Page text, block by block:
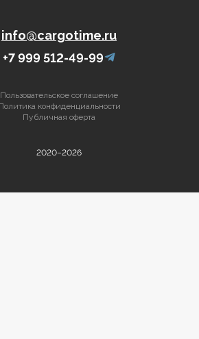
info@cargotime.ru
+7 999 512-49-99
2020–2026
Пользовательское соглашение
конфиденциальности
Публичная оферта